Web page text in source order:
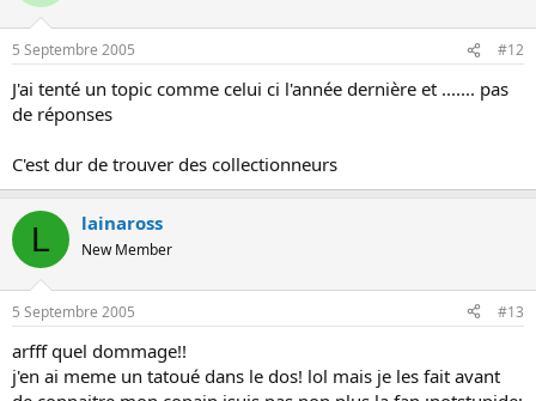
5 Septembre 2005 #12
J'ai tenté un topic comme celui ci l'année dernière et ....... pas
de réponses
C'est dur de trouver des collectionneurs
L lainaross
New Member
5 Septembre 2005 #13
arfff quel dommage!!
j'en ai meme un tatoué dans le dos! lol mais je les fait avant